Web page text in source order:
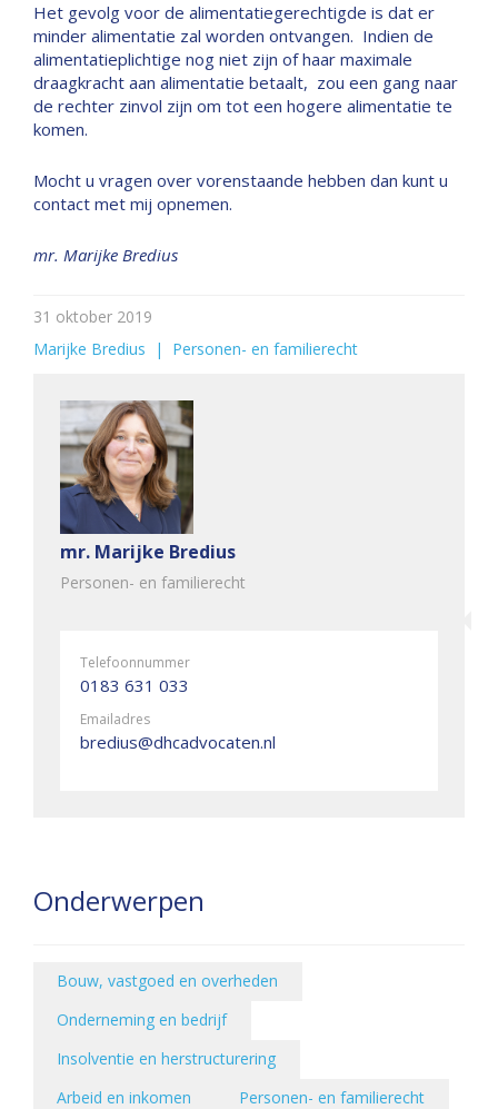
Het gevolg voor de alimentatiegerechtigde is dat er
minder alimentatie zal worden ontvangen. Indien de
alimentatieplichtige nog niet zijn of haar maximale
draagkracht aan alimentatie betaalt, zou een gang naar
de rechter zinvol zijn om tot een hogere alimentatie te
komen.
Mocht u vragen over vorenstaande hebben dan kunt u
contact met mij opnemen.
mr. Marijke Bredius
31 oktober 2019
Marijke Bredius
  |
Personen- en familierecht
mr. Marijke Bredius
Personen- en familierecht
Telefoonnummer
0183 631 033
Emailadres
bredius@dhcadvocaten.nl
Onderwerpen
Bouw, vastgoed en overheden
Onderneming en bedrijf
Insolventie en herstructurering
Arbeid en inkomen
Personen- en familierecht